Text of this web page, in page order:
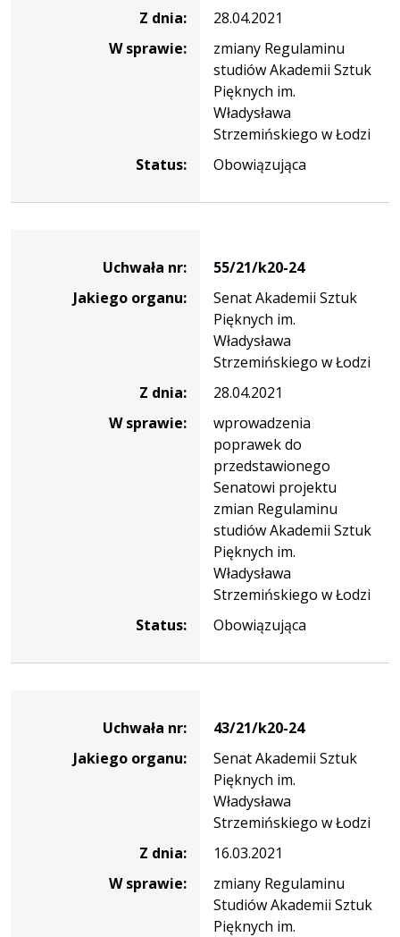
Z dnia:
28.04.2021
W sprawie:
zmiany Regulaminu
studiów Akademii Sztuk
Pięknych im.
Władysława
Strzemińskiego w Łodzi
Status:
Obowiązująca
55/21/k20-
Uchwała nr:
55/21/k20-24
Jakiego organu:
Senat Akademii Sztuk
Pięknych im.
Władysława
Strzemińskiego w Łodzi
Z dnia:
28.04.2021
W sprawie:
wprowadzenia
poprawek do
przedstawionego
Senatowi projektu
zmian Regulaminu
studiów Akademii Sztuk
Pięknych im.
Władysława
Strzemińskiego w Łodzi
Status:
Obowiązująca
43/21/k20-
Uchwała nr:
43/21/k20-24
Jakiego organu:
Senat Akademii Sztuk
Pięknych im.
Władysława
Strzemińskiego w Łodzi
Z dnia:
16.03.2021
W sprawie:
zmiany Regulaminu
Studiów Akademii Sztuk
Pięknych im.